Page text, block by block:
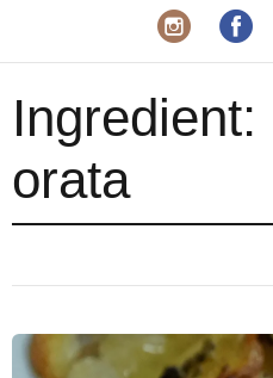
Ingredient:
orata